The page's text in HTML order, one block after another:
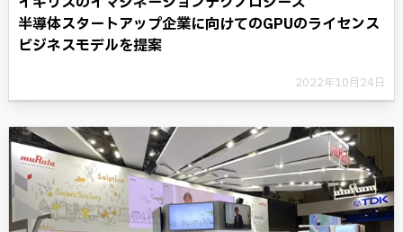
半導体スタートアップ企業に向けてのGPUのライセンス
ビジネスモデルを提案
2022年10月24日